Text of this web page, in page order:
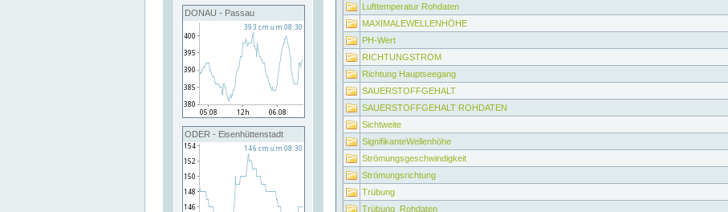
DONAU - Passau
ODER - Eisenhüttenstadt
Lufttemperatur Rohdaten
MAXIMALEWELLENHÖHE
PH-Wert
RICHTUNGSTROM
Richtung Hauptseegang
SAUERSTOFFGEHALT
SAUERSTOFFGEHALT ROHDATEN
Sichtweite
SignifikanteWellenhöhe
Strömungsgeschwindigkeit
Strömungsrichtung
Trübung
Trübung_Rohdaten